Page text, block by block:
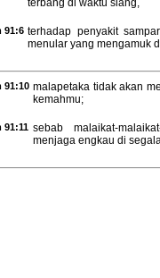
terbang di waktu siang,
91:6 terhadap penyakit
menular yang mengamuk
91:10 malapetaka tidak akan
kemahmu;
91:11 sebab malaikat-
menjaga engkau di